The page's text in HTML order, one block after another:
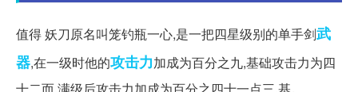
值得 妖刀原名叫笼钓瓶一心,是一把四星级别的单手剑武
器,在一级时他的攻击力加成为百分之九,基础攻击力为四